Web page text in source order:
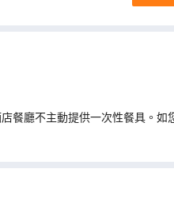
餐廳不主動提供一次性餐具。如